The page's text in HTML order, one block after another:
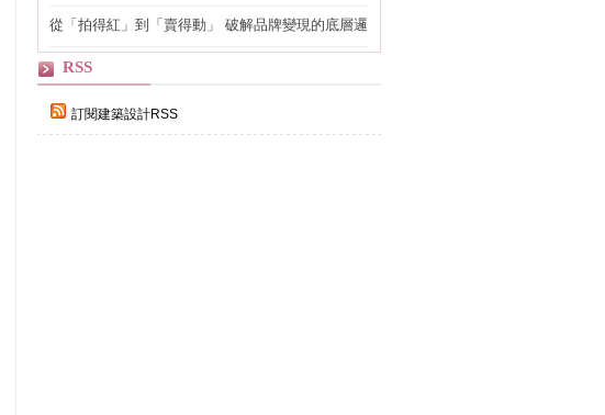
從「拍得紅」到「賣得動」 破解品牌變現的底層邏
RSS
訂閱建築設計RSS